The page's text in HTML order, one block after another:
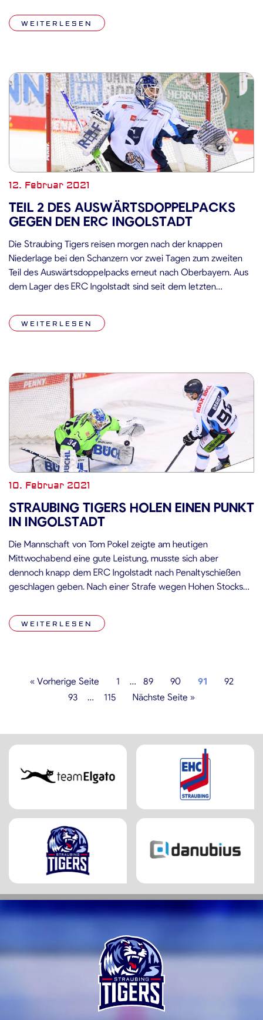
die Gäste zum Torabschluss und auch der junge Verteidiger
selbst prüfte in […]
WEITERLESEN
12. Februar 2021
TEIL 2 DES AUSWÄRTSDOPPELPACKS
GEGEN DEN ERC INGOLSTADT
Die Straubing Tigers reisen morgen nach der knappen
Niederlage bei den Schanzern vor zwei Tagen zum zweiten
Teil des Auswärtsdoppelpacks erneut nach Oberbayern. Aus
dem Lager des ERC Ingolstadt sind seit dem letzten
Neuigkeiten zu vermelden. Ebenso verhält es sich bei den
Straubing Tigers: Auch morgen steht Headcoach Tom […]
WEITERLESEN
10. Februar 2021
STRAUBING TIGERS HOLEN EINEN PUNKT
IN INGOLSTADT
Die Mannschaft von Tom Pokel zeigte am heutigen
Mittwochabend eine gute Leistung, musste sich aber
dennoch knapp dem ERC Ingolstadt nach Penaltyschießen
geschlagen geben. Nach einer Strafe wegen Hohen Stocks
Gäste aus Niederbayern schon in der zweiten Spielminute zu
ihrem ersten Powerplay, doch einen aus einer Unachtsamkeit
WEITERLESEN
« Vorherige Seite 1 … 89 90 91
92
93
… 115 Nächste Seite »